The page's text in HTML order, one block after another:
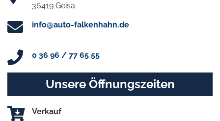
36419 Geisa
info@auto-falkenhahn.de
0 36 96 / 77 65 55
Unsere Öffnungszeiten
Verkauf